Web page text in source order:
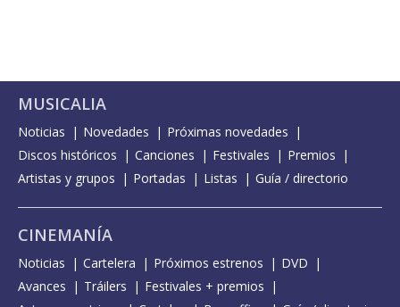
MUSICALIA
Noticias Novedades
Próximas novedades
Discos históricos
Canciones Festivales
Premios
Artistas y grupos
Portadas Listas Guía / directorio
CINEMANÍA
Noticias Cartelera Próximos estrenos
DVD
Avances
Tráilers
Festivales + premios